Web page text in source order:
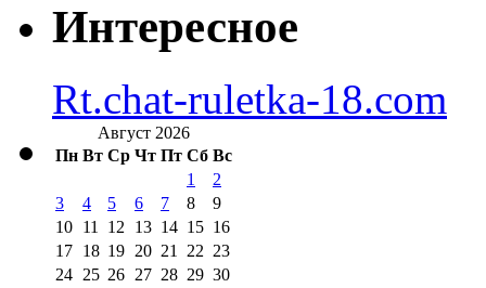
Интересное
Rt.chat-ruletka-18.com
Август 2026
Пн Вт Ср Чт Пт Сб Вс
1
2
3
4 5 6 7 8
9
10 11 12 13 14 15 16
17 18 19 20 21 22 23
24 25 26 27 28 29 30